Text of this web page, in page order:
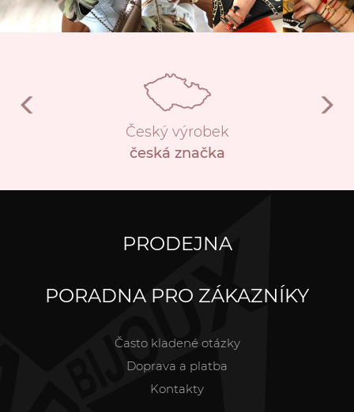
Český výrobek
česká značka
PRODEJNA
PORADNA PRO ZÁKAZNÍKY
Často kladené otázky
Doprava a platba
Kontakty